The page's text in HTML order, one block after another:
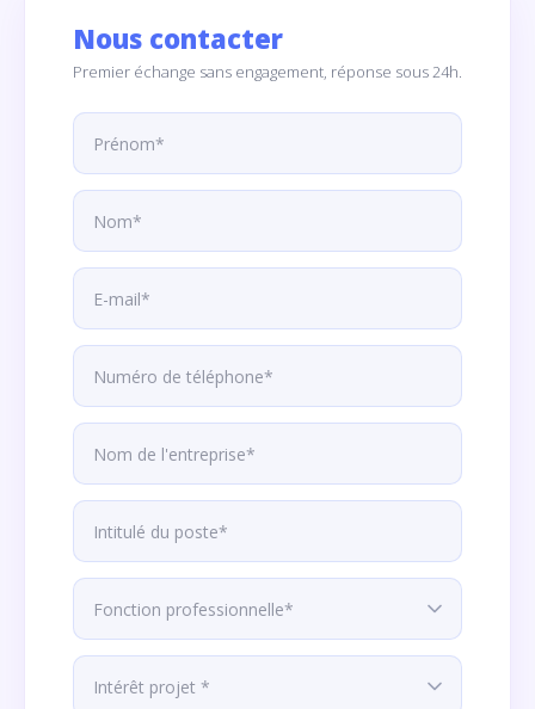
Nous contacter
Premier échange sans engagement, réponse sous 24h.